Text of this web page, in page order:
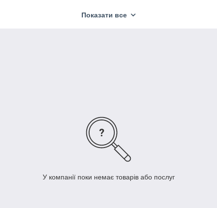
Для зручності транспортування топпер
поставляється в зручній вакуумній упаковці.
Показати все
У компанії поки немає товарів або послуг